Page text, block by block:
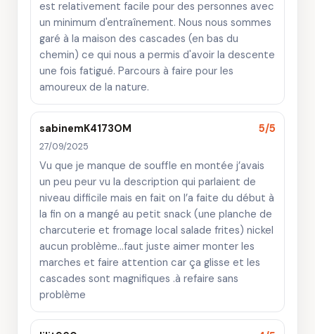
est relativement facile pour des personnes avec
un minimum d'entraînement. Nous nous sommes
garé à la maison des cascades (en bas du
chemin) ce qui nous a permis d'avoir la descente
une fois fatigué. Parcours à faire pour les
amoureux de la nature.
sabinemK4173OM 5/5
27/09/2025
Vu que je manque de souffle en montée j’avais
un peu peur vu la description qui parlaient de
niveau difficile mais en fait on l’a faite du début à
la fin on a mangé au petit snack (une planche de
charcuterie et fromage local salade frites) nickel
aucun problème…faut juste aimer monter les
marches et faire attention car ça glisse et les
cascades sont magnifiques .à refaire sans
problème